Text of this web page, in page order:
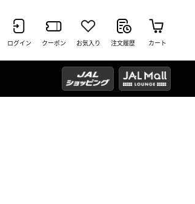
ログイン クーポン お気入り 注文履歴 カート